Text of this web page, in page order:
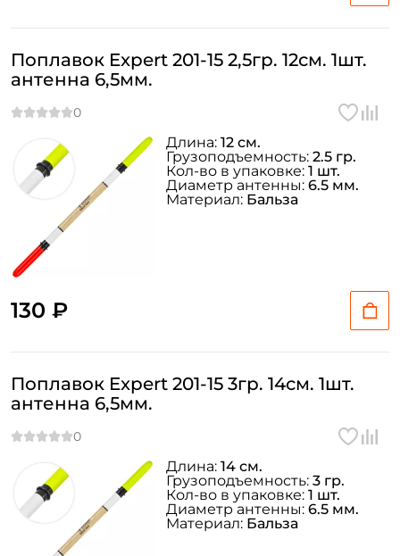
Поплавок Expert 201-15 2,5гр. 12см. 1шт.
антенна 6,5мм.
130 ₽
Длина: 12 см.
Грузоподъемность: 2.5 гр.
Кол-во в упаковке: 1 шт.
Диаметр антенны: 6.5 мм.
Материал: Бальза
Поплавок Expert 201-15 3гр. 14см. 1шт.
антенна 6,5мм.
Длина: 14 см.
Грузоподъемность: 3 гр.
Кол-во в упаковке: 1 шт.
Диаметр антенны: 6.5 мм.
Материал: Бальза